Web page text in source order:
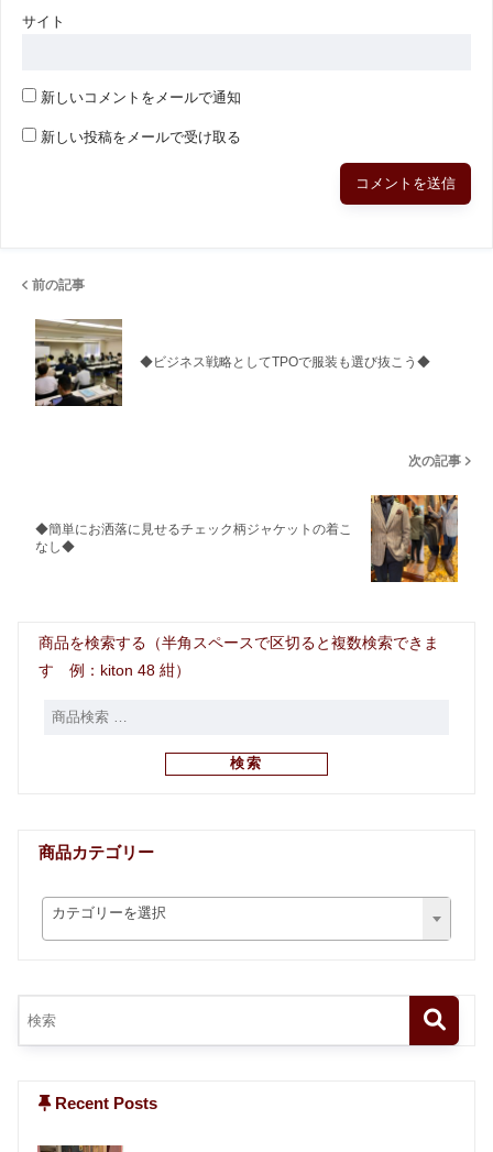
サイト
新しいコメントをメールで通知
新しい投稿をメールで受け取る
前の記事
◆ビジネス戦略としてTPOで服装も選び抜こう◆
次の記事
◆簡単にお洒落に見せるチェック柄ジャケットの着こ
なし◆
商品を検索する（半角スペースで区切ると複数検索できま
す 例：kiton 48 紺）
検索
商品カテゴリー
カテゴリーを選択
Recent Posts